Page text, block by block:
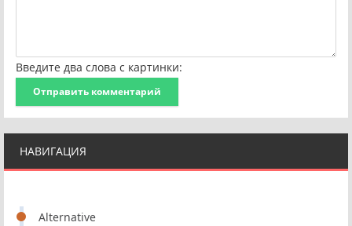
НАВИГАЦИЯ
Alternative
Введите два слова с картинки:
Отправить комментарий